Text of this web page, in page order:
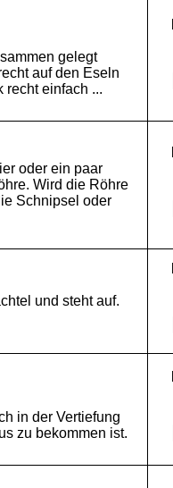
gelegt
auf den Eseln
recht einfach ...
oder ein paar
Wird die Röhre
Schnipsel oder
und steht auf.
in der Vertiefung
zu bekommen ist.